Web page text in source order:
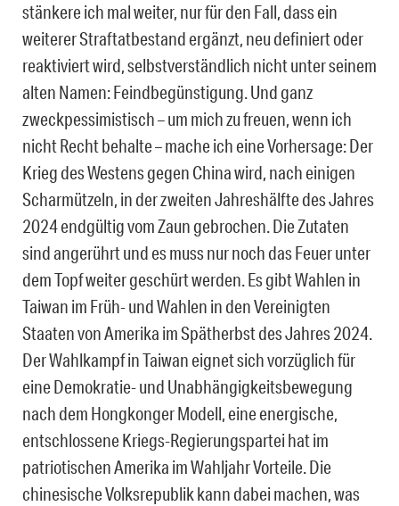
stänkere ich mal weiter, nur für den Fall, dass ein
weiterer Straftatbestand ergänzt, neu definiert oder
reaktiviert wird, selbstverständlich nicht unter seinem
alten Namen: Feindbegünstigung. Und ganz
zweckpessimistisch – um mich zu freuen, wenn ich
nicht Recht behalte – mache ich eine Vorhersage: Der
Krieg des Westens gegen China wird, nach einigen
Scharmützeln, in der zweiten Jahreshälfte des Jahres
2024 endgültig vom Zaun gebrochen. Die Zutaten
sind angerührt und es muss nur noch das Feuer unter
dem Topf weiter geschürt werden. Es gibt Wahlen in
Taiwan im Früh- und Wahlen in den Vereinigten
Staaten von Amerika im Spätherbst des Jahres 2024.
Der Wahlkampf in Taiwan eignet sich vorzüglich für
eine Demokratie- und Unabhängigkeitsbewegung
nach dem Hongkonger Modell, eine energische,
entschlossene Kriegs-Regierungspartei hat im
patriotischen Amerika im Wahljahr Vorteile. Die
chinesische Volksrepublik kann dabei machen, was